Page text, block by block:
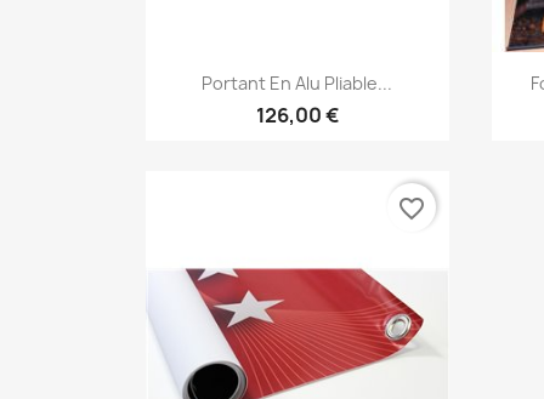
Aperçu rapide
Portant En Alu Pliable...
126,00 €
favorite_border